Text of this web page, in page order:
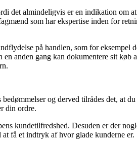
det almindeligvis er en indikation om at
som har ekspertise inden for
på handlen, som for eksempel
anden gang kan dokumentere sit
og derved tilrådes det, at
din ordre.
kundetilfredshed. Desuden er der
få et indtryk af hvor glade kunderne er.